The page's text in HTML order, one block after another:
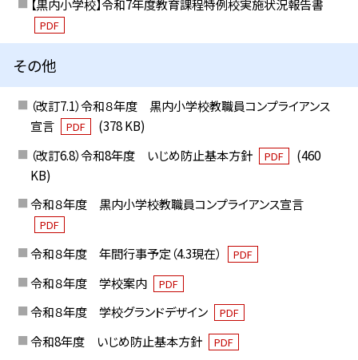
【黒内小学校】令和7年度教育課程特例校実施状況報告書
PDF
その他
（改訂7.1）令和８年度 黒内小学校教職員コンプライアンス
宣言
PDF
(378 KB)
（改訂6.8）令和8年度 いじめ防止基本方針
PDF
(460
KB)
令和８年度 黒内小学校教職員コンプライアンス宣言
PDF
令和８年度 年間行事予定（4.3現在） PDF
令和８年度 学校案内 PDF
令和８年度 学校グランドデザイン PDF
令和8年度 いじめ防止基本方針 PDF